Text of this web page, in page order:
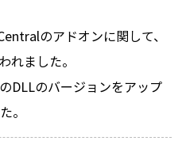
のアドオンに関して、
れました。
DLLのバージョンをアップ
。